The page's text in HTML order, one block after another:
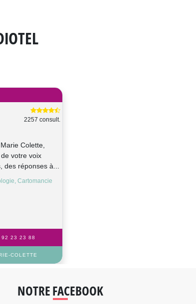
2257 consult.
Colette,
votre voix
des réponses à...
Cartomancie
92 23 23 88
COLETTE
NOTRE FACEBOOK